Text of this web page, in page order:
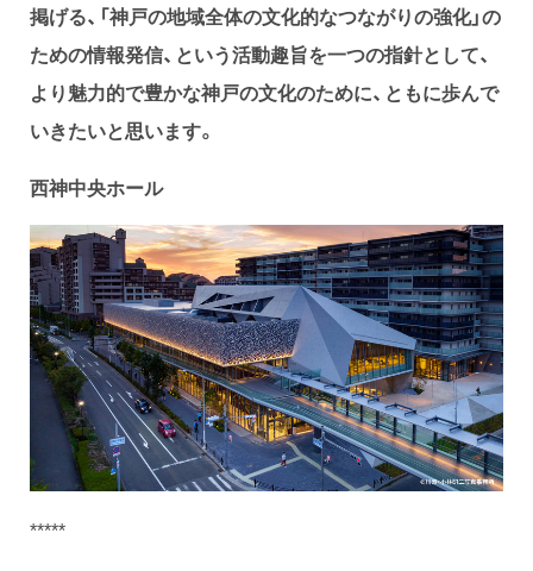
掲げる、「神戸の地域全体の文化的なつながりの強化」の
ための情報発信、という活動趣旨を一つの指針として、
より魅力的で豊かな神戸の文化のために、ともに歩んで
いきたいと思います。
西神中央ホール
*****